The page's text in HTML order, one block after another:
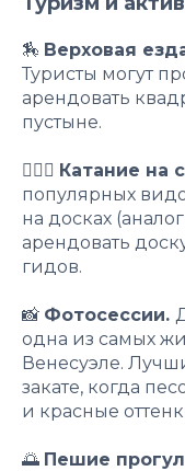
🏇 Верховая
Туристы могут
арендовать
пустыне.
🏄🏻‍♂️ Катание на
популярных
на досках
арендовать
гидов.
📸 Фотосессии.
одна из самых
Венесуэле.
закате, когда
и красные
🌅 Пешие